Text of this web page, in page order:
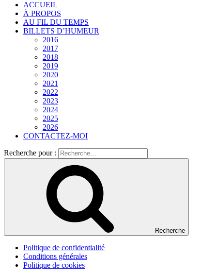
ACCUEIL
À PROPOS
AU FIL DU TEMPS
BILLETS D’HUMEUR
2016
2017
2018
2019
2020
2021
2022
2023
2024
2025
2026
CONTACTEZ-MOI
Recherche pour :
Recherche
Politique de confidentialité
Conditions générales
Politique de cookies